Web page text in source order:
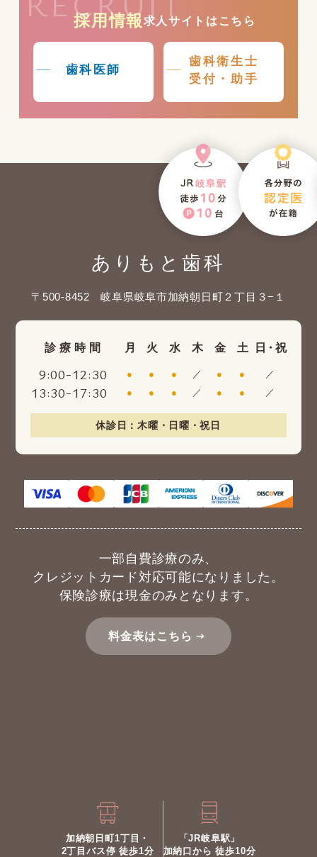
採用情報 求人サイトはこちら
歯科医師
歯科衛生士
受付・助手
ありもと歯科
〒500-8452 岐阜県岐阜市加納朝日町２丁目３−１
休診日：木曜・日曜・祝日
診療時間 月 火 水 木 金 土 日・祝
9:00-12:30 ● ● ● ／ ● ● ／
13:30-17:30 ● ● ● ／ ● ● ／
一部自費診療のみ、
クレジットカード対応可能になりました。
保険診療は現金のみとなります。
料金表はこちら
加納朝日町1丁目・
2丁目バス停 徒歩1分
「JR岐阜駅」
加納口から 徒歩10分